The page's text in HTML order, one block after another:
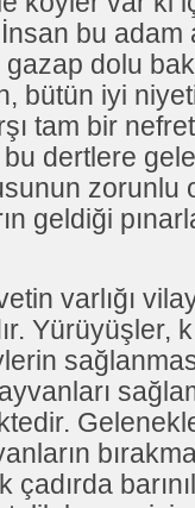
bu adam
dolu
bütün iyi
tam bir nefret
dertlere
zorunlu
geldiği
varlığı
Yürüyüşler,
çadırda